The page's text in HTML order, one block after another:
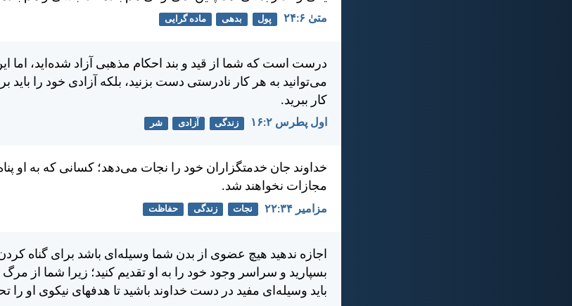
متی‌ٰ ۶:‏۲۴ پول بدهی ماده گرایی
درست است كه شما از قيد و بند احكام مذهبی آزاد شده‌ايد، اما
می‌توانيد به هر كار نادرستی دست بزنيد، بلكه آزادی خود را
کار ببريد.
اول پطرس ۲:‏۱۶ زندگی آزادی شر
خداوند جان خدمتگزاران خود را نجات می‌دهد؛ كسانی كه به او
مجازات نخواهند شد.
مزامير ۳۴:‏۲۲ نجات زندگی حفاظت
اجازه ندهيد هيچ عضوی از بدن شما وسيله‌ای باشد برای گناه
بسپاريد و سراسر وجود خود را به او تقديم كنيد؛ زيرا شما از مرگ
بايد وسيله‌ای مفيد در دست خداوند باشيد تا هدفهای نيكوی او را